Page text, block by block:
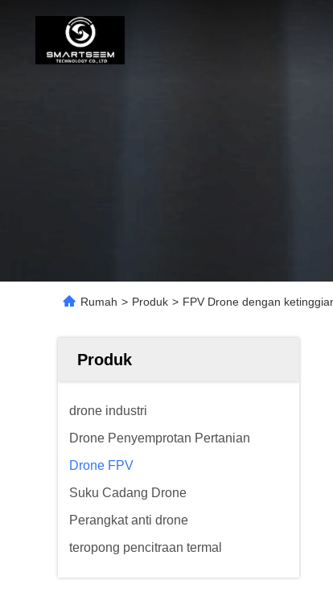
Rumah > Produk > FPV Drone dengan
Produk
drone industri
Drone Penyemprotan Pertanian
Drone FPV
Suku Cadang Drone
Perangkat anti drone
teropong pencitraan termal